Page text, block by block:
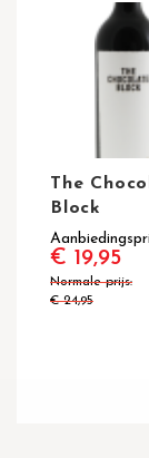
The
Block
€ 19,95
Normale prijs
€ 24,95